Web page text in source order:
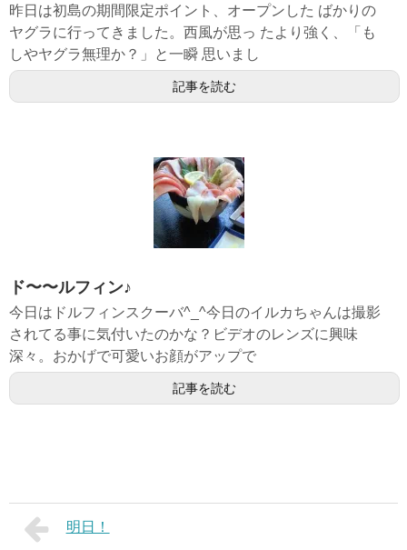
昨日は初島の期間限定ポイント、オープンした ばかりの
ヤグラに行ってきました。西風が思っ たより強く、「も
しやヤグラ無理か？」と一瞬 思いまし
記事を読む
ド〜〜ルフィン♪
今日はドルフィンスクーバ^_^今日のイルカちゃんは撮影
されてる事に気付いたのかな？ビデオのレンズに興味
深々。おかげで可愛いお顔がアップで
記事を読む
明日！